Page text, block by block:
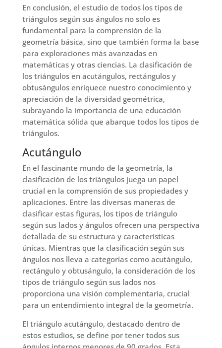
En conclusión, el estudio de todos los tipos de
triángulos según sus ángulos no solo es
fundamental para la comprensión de la
geometría básica, sino que también forma la base
para exploraciones más avanzadas en
matemáticas y otras ciencias. La clasificación de
los triángulos en acutángulos, rectángulos y
obtusángulos enriquece nuestro conocimiento y
apreciación de la diversidad geométrica,
subrayando la importancia de una educación
matemática sólida que abarque todos los tipos de
triángulos.
Acutángulo
En el fascinante mundo de la geometría, la
clasificación de los triángulos juega un papel
crucial en la comprensión de sus propiedades y
aplicaciones. Entre las diversas maneras de
clasificar estas figuras, los tipos de triángulo
según sus lados y ángulos ofrecen una perspectiva
detallada de su estructura y características
únicas. Mientras que la clasificación según sus
ángulos nos lleva a categorías como acutángulo,
rectángulo y obtusángulo, la consideración de los
tipos de triángulo según sus lados nos
proporciona una visión complementaria, crucial
para un entendimiento integral de la geometría.
El triángulo acutángulo, destacado dentro de
estos estudios, se define por tener todos sus